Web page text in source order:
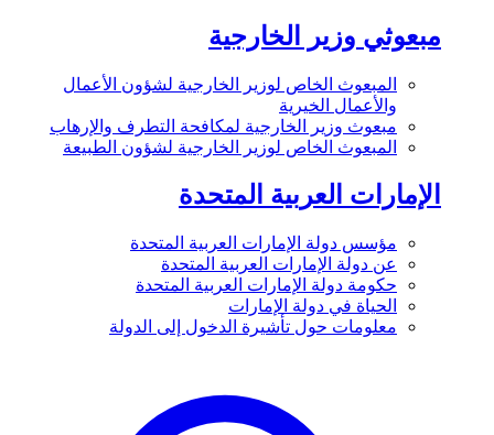
مبعوثي وزير الخارجية
المبعوث الخاص لوزير الخارجية لشؤون الأعمال
والأعمال الخيرية
مبعوث وزير الخارجية لمكافحة التطرف والإرهاب
المبعوث الخاص لوزير الخارجية لشؤون الطبيعة
الإمارات العربية المتحدة
مؤسس دولة الإمارات العربية المتحدة
عن دولة الإمارات العربية المتحدة
حكومة دولة الإمارات العربية المتحدة
الحياة في دولة الإمارات
معلومات حول تأشيرة الدخول إلى الدولة